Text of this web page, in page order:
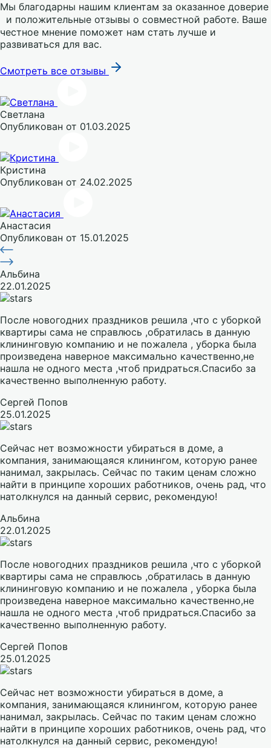
Мы благодарны нашим клиентам за оказанное доверие
и положительные отзывы о совместной работе. Ваше
честное мнение поможет нам стать лучше и
развиваться для вас.
Смотреть все отзывы
Светлана
Опубликован от 01.03.2025
Кристина
Опубликован от 24.02.2025
Анастасия
Опубликован от 15.01.2025
Альбина
22.01.2025
После новогодних праздников решила ,что с уборкой
квартиры сама не справлюсь ,обратилась в данную
клининговую компанию и не пожалела , уборка была
произведена наверное максимально качественно,не
нашла не одного места ,чтоб придраться.Спасибо за
качественно выполненную работу.
Сергей Попов
25.01.2025
Сейчас нет возможности убираться в доме, а
компания, занимающаяся клинингом, которую ранее
нанимал, закрылась. Сейчас по таким ценам сложно
найти в принципе хороших работников, очень рад, что
натолкнулся на данный сервис, рекомендую!
Альбина
22.01.2025
После новогодних праздников решила ,что с уборкой
квартиры сама не справлюсь ,обратилась в данную
клининговую компанию и не пожалела , уборка была
произведена наверное максимально качественно,не
нашла не одного места ,чтоб придраться.Спасибо за
качественно выполненную работу.
Сергей Попов
25.01.2025
Сейчас нет возможности убираться в доме, а
компания, занимающаяся клинингом, которую ранее
нанимал, закрылась. Сейчас по таким ценам сложно
найти в принципе хороших работников, очень рад, что
натолкнулся на данный сервис, рекомендую!